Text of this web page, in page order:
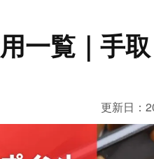
一覧｜手
更新日：